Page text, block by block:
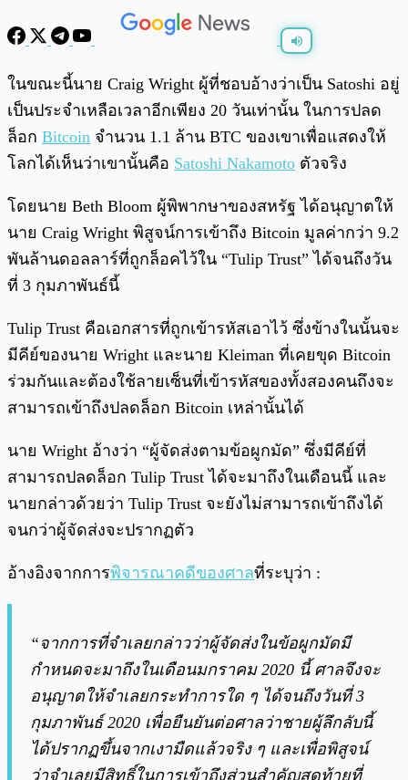
พร้อมเล่น 0:00
ในขณะนี้นาย Craig Wright ผู้ที่ชอบอ้างว่าเป็น Satoshi อยู่
เป็นประจำเหลือเวลาอีกเพียง 20 วันเท่านั้น ในการปลด
ล็อก Bitcoin จำนวน 1.1 ล้าน BTC ของเขาเพื่อแสดงให้
โลกได้เห็นว่าเขานั้นคือ Satoshi Nakamoto ตัวจริง
โดยนาย Beth Bloom ผู้พิพากษาของสหรัฐ ได้อนุญาตให้
นาย Craig Wright พิสูจน์การเข้าถึง Bitcoin มูลค่ากว่า 9.2
พันล้านดอลลาร์ที่ถูกล็อคไว้ใน “Tulip Trust” ได้จนถึงวัน
ที่ 3 กุมภาพันธ์นี้
Tulip Trust คือเอกสารที่ถูกเข้ารหัสเอาไว้ ซึ่งข้างในนั้นจะ
มีคีย์ของนาย Wright และนาย Kleiman ที่เคยขุด Bitcoin
ร่วมกันและต้องใช้ลายเซ็นที่เข้ารหัสของทั้งสองคนถึงจะ
สามารถเข้าถึงปลดล็อก Bitcoin เหล่านั้นได้
นาย Wright อ้างว่า “ผู้จัดส่งตามข้อผูกมัด” ซึ่งมีคีย์ที่
สามารถปลดล็อก Tulip Trust ได้จะมาถึงในเดือนนี้ และ
นายกล่าวด้วยว่า Tulip Trust จะยังไม่สามารถเข้าถึงได้
จนกว่าผู้จัดส่งจะปรากฏตัว
อ้างอิงจากการพิจารณาคดีของศาลที่ระบุว่า :
“จากการที่จำเลยกล่าวว่าผู้จัดส่งในข้อผูกมัดมี
กำหนดจะมาถึงในเดือนมกราคม 2020 นี้ ศาลจึงจะ
อนุญาตให้จำเลยกระทำการใด ๆ ได้จนถึงวันที่ 3
กุมภาพันธ์ 2020 เพื่อยืนยันต่อศาลว่าชายผู้ลึกลับนี้
ได้ปรากฏขึ้นจากเงามืดแล้วจริง ๆ และเพื่อพิสูจน์
ว่าจำเลยมีสิทธิ์ในการเข้าถึงส่วนสำคัญสุดท้ายที่